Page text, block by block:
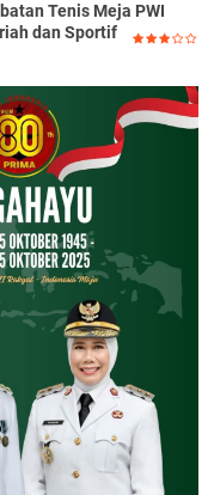
Tenis Meja PWI
dan Sportif